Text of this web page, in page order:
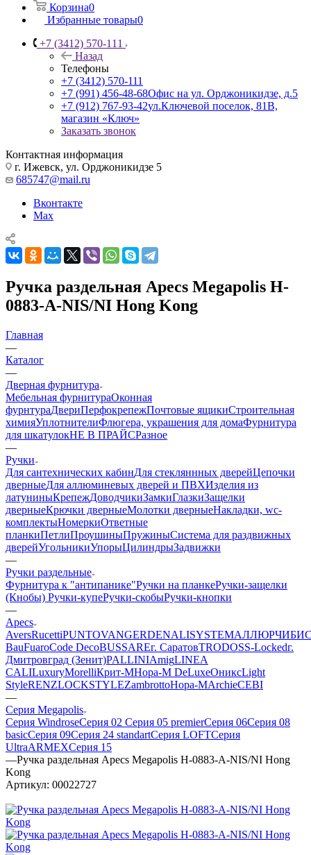
Корзина0
Избранные товары0
+7 (3412) 570-111
Назад
Телефоны
+7 (3412) 570-111
+7 (991) 456-48-68Офис на ул. Орджоникидзе, д.5
+7 (912) 767-93-42ул.Ключевой поселок, 81В,
магазин «Ключ»
Заказать звонок
Контактная информация
г. Ижевск, ул. Орджоникидзе 5
685747@mail.ru
Вконтакте
Max
Ручка раздельная Apecs Megapolis H-
0883-A-NIS/NI Hong Kong
Главная
—
Каталог
—
Дверная фурнитура
Мебельная фурнитураОконная
фурнтураДвериПерфокрепежПочтовые ящикиСтроительная
химияУплотнителиФлюгера, украшения для домаФурнитура
для шкатулокНЕ В ПРАЙСРазное
—
Ручки
Для сантехнических кабинДля стекляннных дверейЦепочки
дверныеДля аллюминевых дверей и ПВХИзделия из
латуниныКрепежДоводчикиЗамкиГлазкиЗащелки
дверныеКрючки дверныеМолотки дверныеНакладки, wc-
комплектыНомеркиОтветные
планкиПетлиПроушиныПружиныСистема для раздвижных
дверейУгольникиУпорыЦилиндрыЗадвижки
—
Ручки раздельные
Фурнитура к "антипанике"Ручки на планкеРучки-защелки
(Кнобы) Ручки-купеРучки-скобыРучки-кнопки
—
Apecs
AversRucettiPUNTOVANGERDENALISYSTEMАЛЛЮР
BauFuaroCode DecoBUSSAREг. СаратовTRODOSS-Lockedг.
Дмитровград (Зенит)PALLINIAmigLINEA
CALILuxuryMorelliКрит-МНора-М DeLuxeОниксLight
StyleRENZLOCKSTYLEZambrottoНора-МArchieCEBI
—
Серия Megapolis
Серия WindroseСерия 02 Серия 05 premierСерия 06Серия 08
basicСерия 09Серия 24 standartСерия LOFTСерия
UltraARMEXСерия 15
—Ручка раздельная Apecs Megapolis H-0883-A-NIS/NI Hong
Kong
Артикул: 00022727